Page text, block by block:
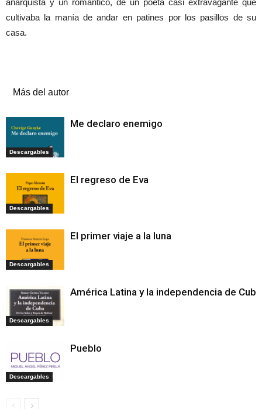
anarquista y un romántico, de un poeta casi extravagante que
cultivaba la manía de andar en patines por los pasillos de su
casa.
Más del autor
Descargables
Me declaro enemigo
Descargables
El regreso de Eva
Descargables
El primer viaje a la luna
Descargables
América Latina y la independencia de Cuba
Descargables
Pueblo